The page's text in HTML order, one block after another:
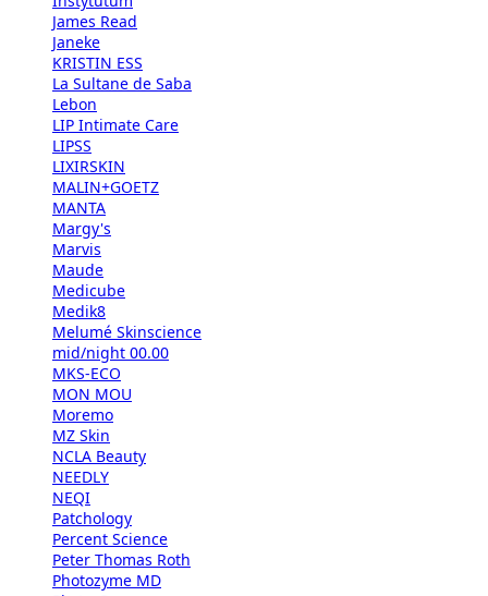
James Read
Janeke
KRISTIN ESS
La Sultane de Saba
Lebon
LIP Intimate Care
LIPSS
LIXIRSKIN
MALIN+GOETZ
MANTA
Margy's
Marvis
Maude
Medicube
Medik8
Melumé Skinscience
mid/night 00.00
MKS-ECO
MON MOU
Moremo
MZ Skin
NCLA Beauty
NEEDLY
NEQI
Patchology
Percent Science
Peter Thomas Roth
Photozyme MD